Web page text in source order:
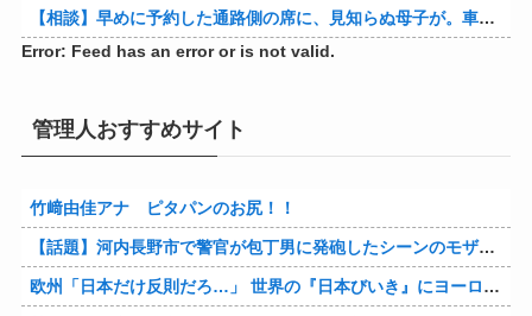
【相談】早めに予約した通路側の席に、見知らぬ母子が。車掌の呼びかけにも「目を閉じて無視」して居座られました。無理やり奪われた席は、結局“やったもん勝ち”になってしまうのでしょうか？
Error: Feed has an error or is not valid.
管理人おすすめサイト
竹﨑由佳アナ ピタパンのお尻！！
【話題】河内長野市で警官が包丁男に発砲したシーンのモザ無し映像が公開される。
欧州「日本だけ反則だろ…」 世界の『日本びいき』にヨーロッパ全土から不満の声